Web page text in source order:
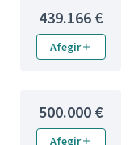
439.166 €
Afegir
500.000 €
Afegir